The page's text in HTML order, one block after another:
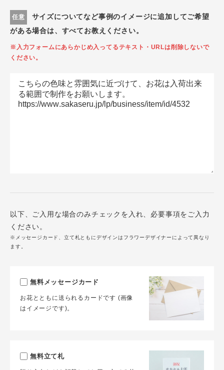
任意
サイズについてなど事例のイメージに追加してご希望
がある場合は、すべてお教えください。
※入力フォームにあらかじめ入ってるテキスト・URLは削除しないで
ください。
以下、ご入用な場合のみチェックを入れ、必要事項をご入力
ください。
※メッセージカード、立て札ともにデザインはフラワーデザイナーによって異なり
ます。
無料メッセージカード
お花とともに送られるカードです (画像
はイメージです)。
無料立て札